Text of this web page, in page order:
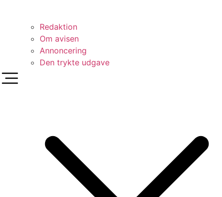
Redaktion
Om avisen
Annoncering
Den trykte udgave